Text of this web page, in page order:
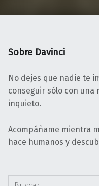
Sobre Davinci
No dejes que nadie te
conseguir sólo con
inquieto.
Acompáñame mientra
hace humanos y
Buscar: